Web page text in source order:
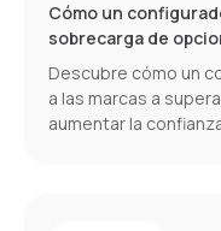
Cómo un
sobrecarga de
Descubre cómo un
a las marcas a
aumentar la